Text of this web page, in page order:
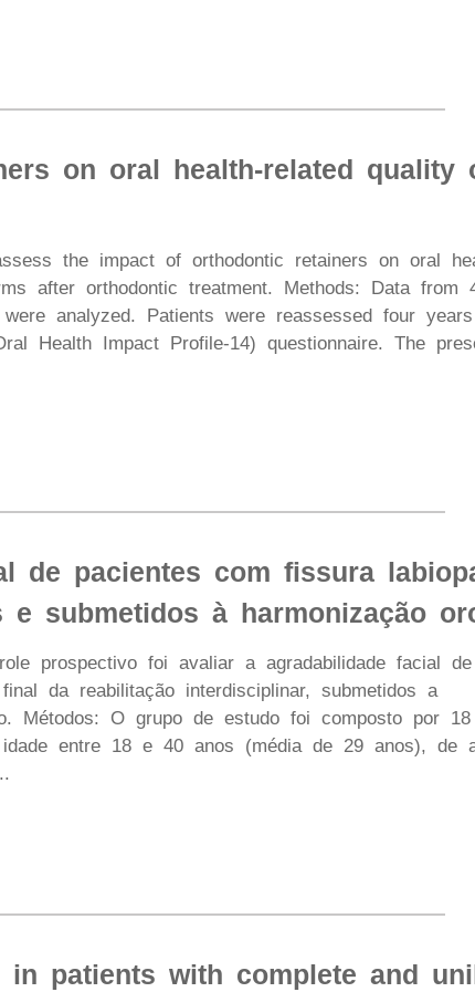
on oral health-related quality
the impact of orthodontic retainers on oral
after orthodontic treatment. Methods: Data from
analyzed. Patients were reassessed four
Health Impact Profile-14) questionnaire. The
de pacientes com fissura
submetidos à harmonização
prospectivo foi avaliar a agradabilidade facial de
da reabilitação interdisciplinar, submetidos a
Métodos: O grupo de estudo foi composto por 18
entre 18 e 40 anos (média de 29 anos), de
patients with complete and